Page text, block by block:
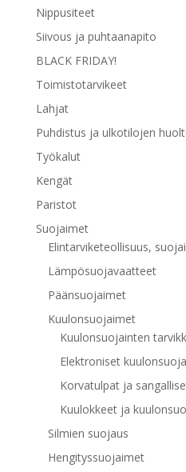
Nippusiteet
Siivous ja puhtaanapito
BLACK FRIDAY!
Toimistotarvikeet
Lahjat
Puhdistus ja ulkotilojen
Työkalut
Kengät
Paristot
Suojaimet
Elintarviketeollisuus,
Lämpösuojavaatteet
Päänsuojaimet
Kuulonsuojaimet
Kuulonsuojainten
Elektroniset
Korvatulpat ja
Kuulokkeet ja
Silmien suojaus
Hengityssuojaimet